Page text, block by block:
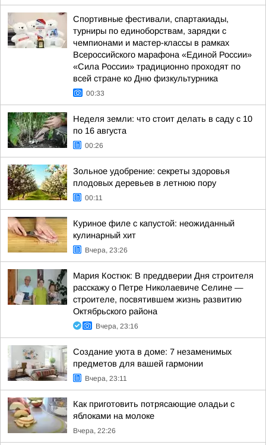
Спортивные фестивали, спартакиады,
турниры по единоборствам, зарядки с
чемпионами и мастер-классы в рамках
Всероссийского марафона «Единой России»
«Сила России» традиционно проходят по
всей стране ко Дню физкультурника
00:33
Неделя земли: что стоит делать в саду с 10
по 16 августа
00:26
Зольное удобрение: секреты здоровья
плодовых деревьев в летнюю пору
00:11
Куриное филе с капустой: неожиданный
кулинарный хит
Вчера, 23:26
Мария Костюк: В преддверии Дня строителя
расскажу о Петре Николаевиче Селине —
строителе, посвятившем жизнь развитию
Октябрьского района
Вчера, 23:16
Создание уюта в доме: 7 незаменимых
предметов для вашей гармонии
Вчера, 23:11
Как приготовить потрясающие оладьи с
яблоками на молоке
Вчера, 22:26